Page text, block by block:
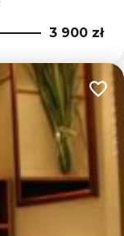
3 900 zł